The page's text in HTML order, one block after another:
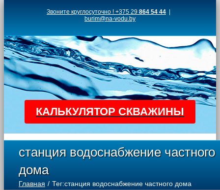
content
Звоните круглосуточно ! +375 29 864 54 44
burim@na-vodu.by
КАЛЬКУЛЯТОР СКВАЖИНЫ
станция водоснабжение частного
дома
Главная Тег:станция водоснабжение частного дома